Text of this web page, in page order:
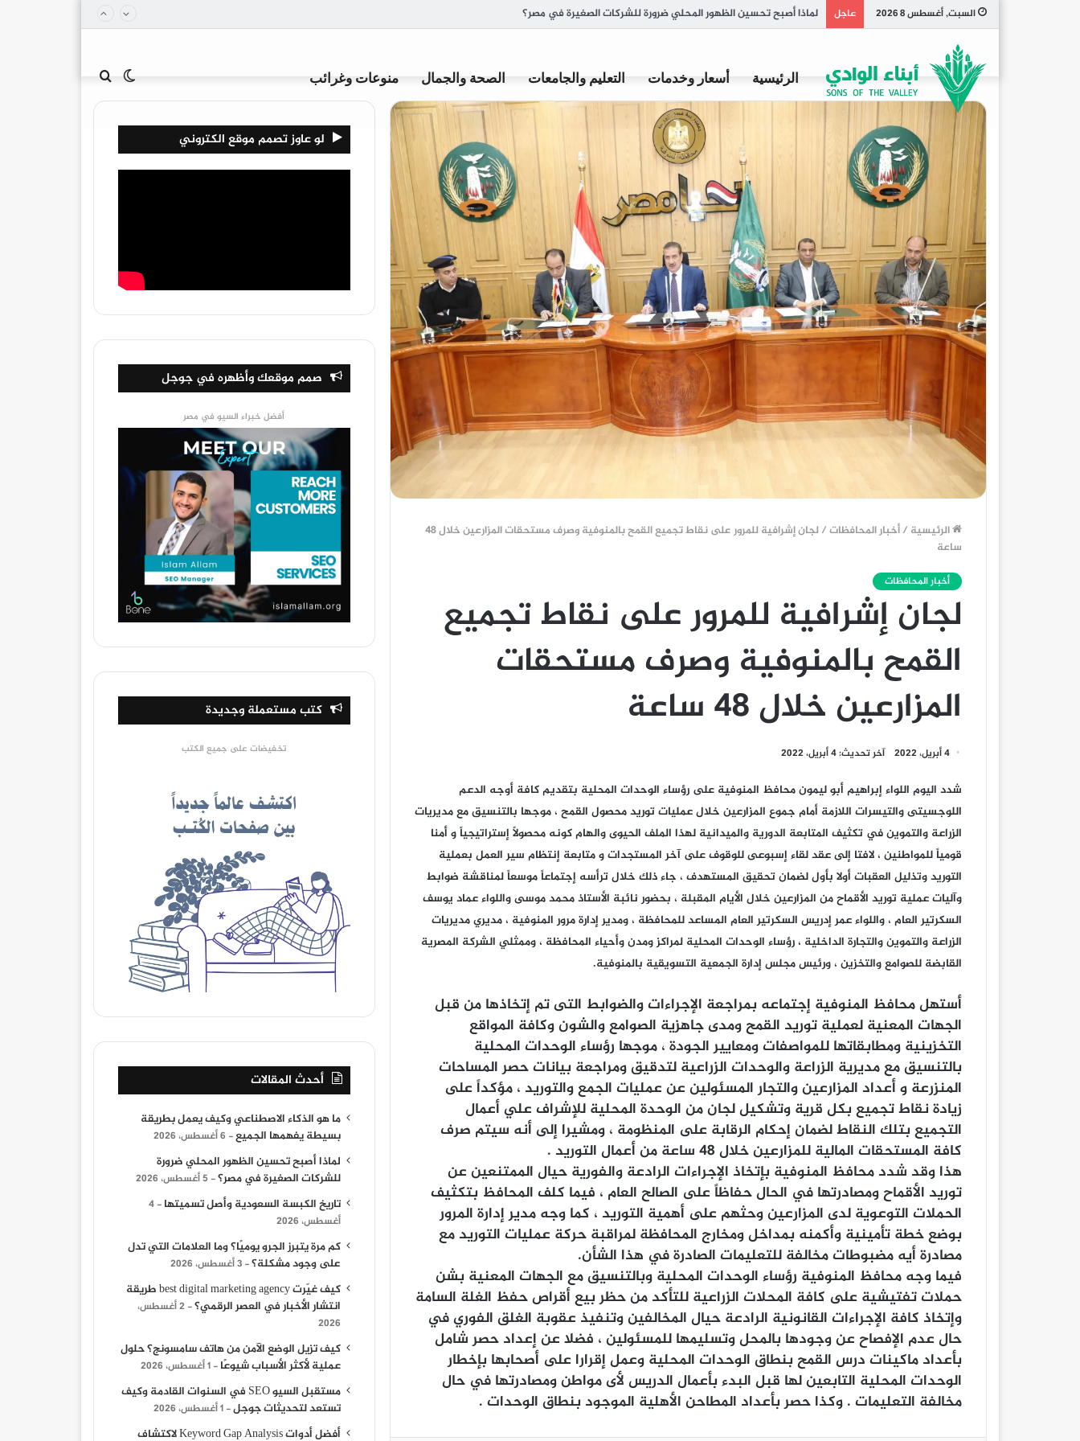
السبت, أغسطس 8 2026 عاجل تاريخ الكبسة السعودية وأصل تسميتها
الرئيسية أسعار وخدمات التعليم والجامعات الصحة والجمال منوعات وغرائب الوضع
الرئيسية /أخبار المحافظات/
لجان إشرافية للمرور على نقاط تجميع القمح بالمنوفية وصرف مستحقات المزارعين خلال 48
ساعة
أخبار المحافظات
لجان إشرافية للمرور على نقاط تجميع
القمح بالمنوفية وصرف مستحقات
المزارعين خلال 48 ساعة
4 أبريل، 2022 آخر تحديث: 4 أبريل، 2022
شدد اليوم اللواء إبراهيم أبو ليمون محافظ المنوفية على رؤساء الوحدات المحلية بتقديم كافة أوجه الدعم
اللوجسيتى والتيسرات اللازمة أمام جموع المزارعين خلال عمليات توريد محصول القمح ، موجها بالتنسيق مع مديريات
الزراعة والتموين في تكثيف المتابعة الدورية والميدانية لهذا الملف الحيوى والهام كونه محصولاً إستراتيجياً و أمنا
قومياً للمواطنين ، لافتا إلى عقد لقاء إسبوعى للوقوف على آخر المستجدات و متابعة إنتظام سير العمل بعملية
التوريد وتذليل العقبات أولا بأول لضمان تحقيق المستهدف ، جاء ذلك خلال ترأسه إجتماعاً موسعاً لمناقشة ضوابط
وآليات عملية توريد الأقماح من المزارعين خلال الأيام المقبلة ، بحضور نائبة الأستاذ محمد موسى واللواء عماد يوسف
السكرتير العام ، واللواء عمر إدريس السكرتير العام المساعد للمحافظة ، ومدير إدارة مرور المنوفية ، مديري مديريات
الزراعة والتموين والتجارة الداخلية ، رؤساء الوحدات المحلية لمراكز ومدن وأحياء المحافظة ، وممثلي الشركة المصرية
القابضة للصوامع والتخزين ، ورئيس مجلس إدارة الجمعية التسويقية بالمنوفية.
أستهل محافظ المنوفية إجتماعه بمراجعة الإجراءات والضوابط التى تم إتخاذها من قبل
الجهات المعنية لعملية توريد القمح ومدى جاهزية الصوامع والشون وكافة المواقع
التخزينية ومطابقاتها للمواصفات ومعايير الجودة ، موجها رؤساء الوحدات المحلية
بالتنسيق مع مديرية الزراعة والوحدات الزراعية لتدقيق ومراجعة بيانات حصر المساحات
المنزرعة و أعداد المزارعين والتجار المسئولين عن عمليات الجمع والتوريد ، مؤكداً على
زيادة نقاط تجميع بكل قرية وتشكيل لجان من الوحدة المحلية للإشراف علي أعمال
التجميع بتلك النقاط لضمان إحكام الرقابة على المنظومة ، ومشيرا إلى أنه سيتم صرف
كافة المستحقات المالية للمزارعين خلال 48 ساعة من أعمال التوريد .
هذا وقد شدد محافظ المنوفية بإتخاذ الإجراءات الرادعة والفورية حيال الممتنعين عن
توريد الأقماح ومصادرتها في الحال حفاظاً على الصالح العام ، فيما كلف المحافظ بتكثيف
الحملات التوعوية لدى المزارعين وحثهم على أهمية التوريد ، كما وجه مدير إدارة المرور
بوضع خطة تأمينية وأكمنه بمداخل ومخارج المحافظة لمراقبة حركة عمليات التوريد مع
مصادرة أيه مضبوطات مخالفة للتعليمات الصادرة في هذا الشأن.
فيما وجه محافظ المنوفية رؤساء الوحدات المحلية وبالتنسيق مع الجهات المعنية بشن
حملات تفتيشية على كافة المحلات الزراعية للتأكد من حظر بيع أقراص حفظ الغلة السامة
وإتخاذ كافة الإجراءات القانونية الرادعة حيال المخالفين وتنفيذ عقوبة الغلق الفوري في
حال عدم الإفصاح عن وجودها بالمحل وتسليمها للمسئولين ، فضلا عن إعداد حصر شامل
بأعداد ماكينات درس القمح بنطاق الوحدات المحلية وعمل إقرارا على أصحابها بإخطار
الوحدات المحلية التابعين لها قبل البدء بأعمال الدريس لأى مواطن ومصادرتها في حال
مخالفة التعليمات . وكذا حصر بأعداد المطاحن الأهلية الموجود بنطاق الوحدات .
لو عاوز تصمم موقع الكتروني
صمم موقعك وأظهره في جوجل
أفضل خبراء السيو في مصر
كتب مستعملة وجديدة
تخفيضات على جميع الكتب
أحدث المقالات
ما هو الذكاء الاصطناعي وكيف يعمل بطريقة
بسيطة يفهمها الجميع
6 أغسطس، 2026
لماذا أصبح تحسين الظهور المحلي ضرورة
للشركات الصغيرة في مصر؟
5 أغسطس، 2026
تاريخ الكبسة السعودية وأصل تسميتها
4
أغسطس، 2026
كم مرة يتبرز الجرو يوميًا؟ وما العلامات التي تدل
على وجود مشكلة؟
3 أغسطس، 2026
كيف غيّرت best digital marketing agency طريقة
انتشار الأخبار في العصر الرقمي؟
2 أغسطس،
2026
كيف تزيل الوضع الآمن من هاتف سامسونج؟ حلول
عملية لأكثر الأسباب شيوعًا
1 أغسطس، 2026
مستقبل السيو SEO في السنوات القادمة وكيف
تستعد لتحديثات جوجل
1 أغسطس، 2026
أفضل أدوات Keyword Gap Analysis لاكتشاف